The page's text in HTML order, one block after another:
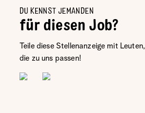
DU KENNST JEMANDEN
für diesen Job?
Teile diese Stellenanzeige mit Leuten,
die zu uns passen!